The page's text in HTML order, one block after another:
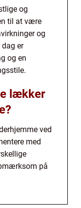
og
til at være
og
er
og en
lækker
ved
med
på